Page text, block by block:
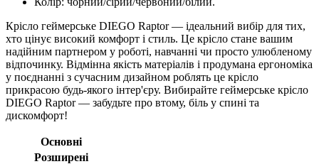
Крісло геймерське DIEGO Raptor — ідеальний вибір для тих,
хто цінує високий комфорт і стиль. Це крісло стане вашим
надійним партнером у роботі, навчанні чи просто улюбленому
відпочинку. Відмінна якість матеріалів і продумана ергономіка
у поєднанні з сучасним дизайном роблять це крісло
прикрасою будь-якого інтер'єру. Вибирайте геймерське крісло
DIEGO Raptor — забудьте про втому, біль у спині та
дискомфорт!
Основні
Розширені